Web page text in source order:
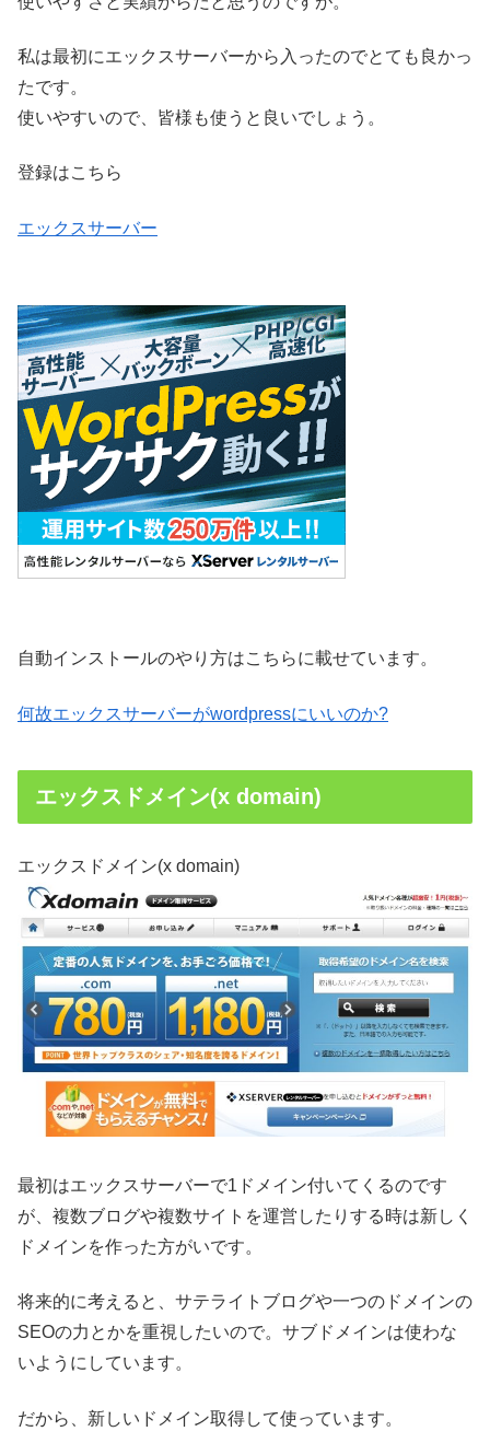
私は最初にエックスサーバーから入ったのでとても良かっ
たです。
使いやすいので、皆様も使うと良いでしょう。
登録はこちら
エックスサーバー
自動インストールのやり方はこちらに載せています。
何故エックスサーバーがwordpressにいいのか?
エックスドメイン(x domain)
エックスドメイン(x domain)
最初はエックスサーバーで1ドメイン付いてくるのです
が、複数ブログや複数サイトを運営したりする時は新しく
ドメインを作った方がいです。
将来的に考えると、サテライトブログや一つのドメインの
SEOの力とかを重視したいので。サブドメインは使わな
いようにしています。
だから、新しいドメイン取得して使っています。